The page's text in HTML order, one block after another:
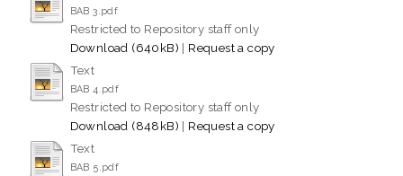
BAB 3.pdf
Restricted to Repository staff only
Download (640kB) | Request a copy
Text
BAB 4.pdf
Restricted to Repository staff only
Download (848kB) | Request a copy
Text
BAB 5.pdf